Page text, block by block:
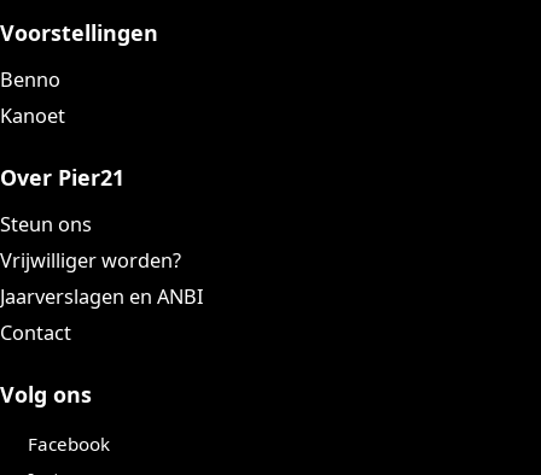
Voorstellingen
Benno
Kanoet
Over Pier21
Steun ons
Vrijwilliger worden?
Jaarverslagen en ANBI
Contact
Volg ons
Facebook